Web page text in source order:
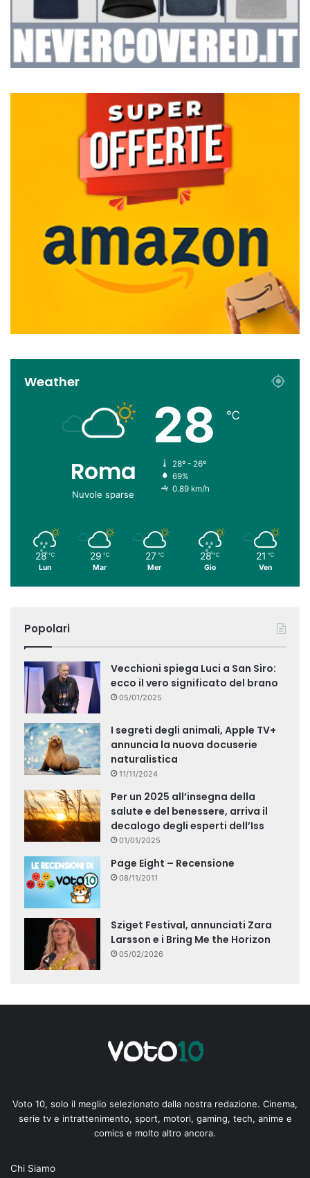
Weather
Roma
Nuvole sparse
28 ℃
28º - 26º
69%
0.89 km/h
28 ℃
Lun
29 ℃
Mar
27 ℃
Mer
28 ℃
Gio
21 ℃
Ven
Popolari
Vecchioni spiega Luci a San Siro:
ecco il vero significato del brano
05/01/2025
I segreti degli animali, Apple TV+
annuncia la nuova docuserie
naturalistica
11/11/2024
Per un 2025 all’insegna della
salute e del benessere, arriva il
decalogo degli esperti dell’Iss
01/01/2025
Page Eight – Recensione
08/11/2011
Sziget Festival, annunciati Zara
Larsson e i Bring Me the Horizon
05/02/2026
Voto 10, solo il meglio selezionato dalla nostra redazione. Cinema,
serie tv e intrattenimento, sport, motori, gaming, tech, anime e
comics e molto altro ancora.
Chi Siamo